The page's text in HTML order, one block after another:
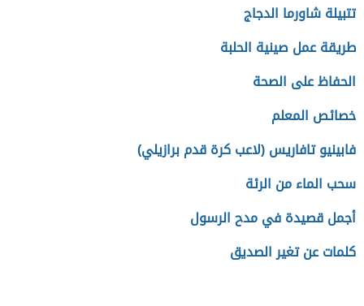
تتبيلة شاورما الدجاج
طريقة عمل صينية الحلبة
الحفاظ على الصحة
خصائص المعلم
فابينيو تافاريس (لاعب كرة قدم برازيلي)
سحب الماء من الرئة
أجمل قصيدة في مدح الرسول
كلمات عن تغير الصديق